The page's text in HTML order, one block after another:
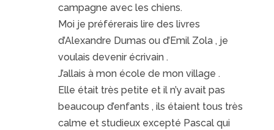
campagne avec les chiens.
Moi je préférerais lire des livres
d’Alexandre Dumas ou d’Emil Zola , je
voulais devenir écrivain .
J’allais à mon école de mon village .
Elle était très petite et il n’y avait pas
beaucoup d’enfants , ils étaient tous très
calme et studieux excepté Pascal qui